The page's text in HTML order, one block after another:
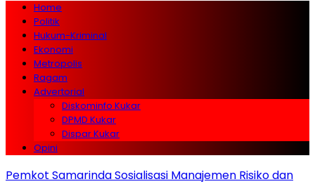
Home
Politik
Hukum-Kriminal
Ekonomi
Metropolis
Ragam
Advertorial
Diskominfo Kukar
DPMD Kukar
Dispar Kukar
Opini
Pemkot Samarinda Sosialisasi Manajemen Risiko dan